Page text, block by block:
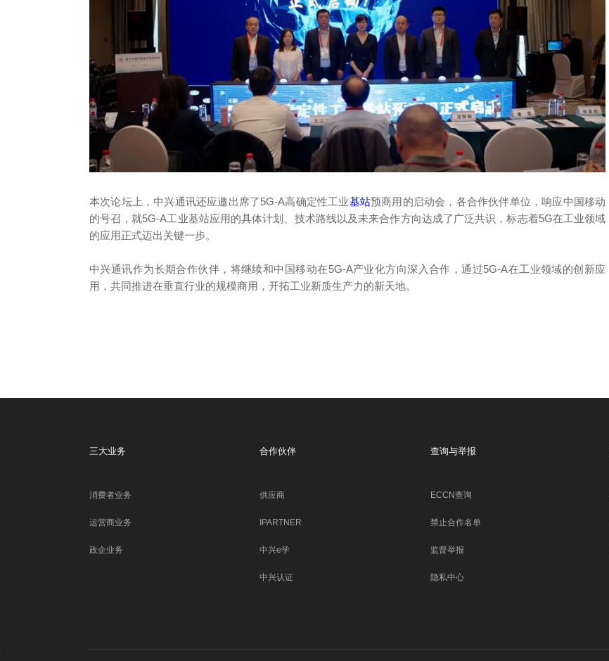
本次论坛上，中兴通讯还应邀出席了5G-A高确定性工业基站预商用的启动会，各合作伙伴单位，响应中国移动
的号召，就5G-A工业基站应用的具体计划、技术路线以及未来合作方向达成了广泛共识，标志着5G在工业领域
的应用正式迈出关键一步。
中兴通讯作为长期合作伙伴，将继续和中国移动在5G-A产业化方向深入合作，通过5G-A在工业领域的创新应
用，共同推进在垂直行业的规模商用，开拓工业新质生产力的新天地。
三大业务
消费者业务
运营商业务
政企业务
合作伙伴
供应商
IPARTNER
中兴e学
中兴认证
查询与举报
ECCN查询
禁止合作名单
监督举报
隐私中心